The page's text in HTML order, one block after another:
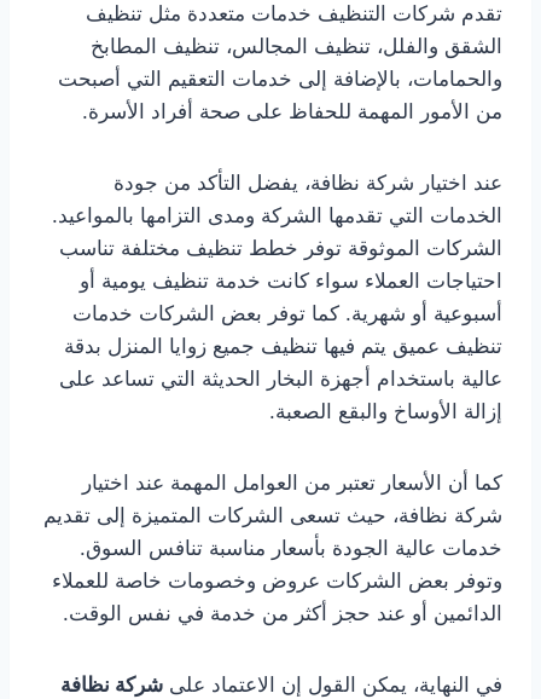
تقدم شركات التنظيف خدمات متعددة مثل تنظيف
الشقق والفلل، تنظيف المجالس، تنظيف المطابخ
والحمامات، بالإضافة إلى خدمات التعقيم التي أصبحت
من الأمور المهمة للحفاظ على صحة أفراد الأسرة.
عند اختيار شركة نظافة، يفضل التأكد من جودة
الخدمات التي تقدمها الشركة ومدى التزامها بالمواعيد.
الشركات الموثوقة توفر خطط تنظيف مختلفة تناسب
احتياجات العملاء سواء كانت خدمة تنظيف يومية أو
أسبوعية أو شهرية. كما توفر بعض الشركات خدمات
تنظيف عميق يتم فيها تنظيف جميع زوايا المنزل بدقة
عالية باستخدام أجهزة البخار الحديثة التي تساعد على
إزالة الأوساخ والبقع الصعبة.
كما أن الأسعار تعتبر من العوامل المهمة عند اختيار
شركة نظافة، حيث تسعى الشركات المتميزة إلى تقديم
خدمات عالية الجودة بأسعار مناسبة تنافس السوق.
وتوفر بعض الشركات عروض وخصومات خاصة للعملاء
الدائمين أو عند حجز أكثر من خدمة في نفس الوقت.
في النهاية، يمكن القول إن الاعتماد على شركة نظافة